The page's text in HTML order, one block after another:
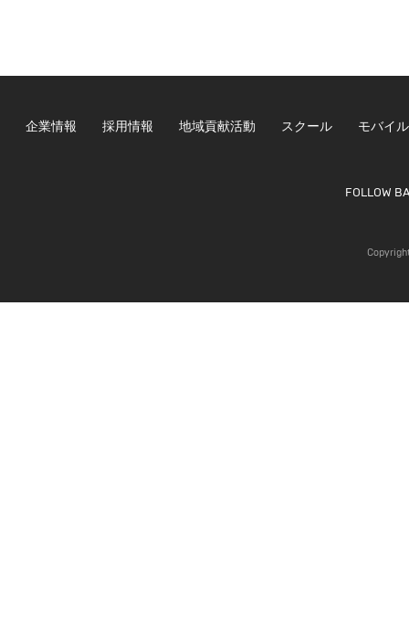
企業情報 採用情報 地域貢献活動 スクール モバイル
FOLLOW